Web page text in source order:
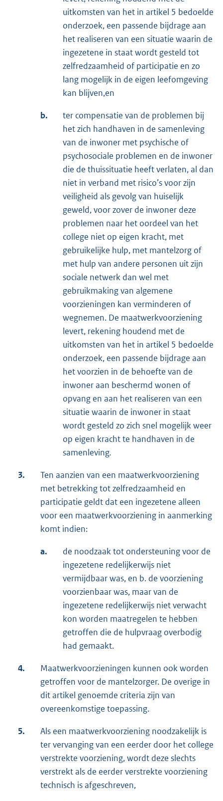
uitkomsten van het in artikel 5 bedoelde
onderzoek, een passende bijdrage aan
het realiseren van een situatie waarin de
ingezetene in staat wordt gesteld tot
zelfredzaamheid of participatie en zo
lang mogelijk in de eigen leefomgeving
kan blijven,en
b.
ter compensatie van de problemen bij
het zich handhaven in de samenleving
van de inwoner met psychische of
psychosociale problemen en de inwoner
die de thuissituatie heeft verlaten, al dan
niet in verband met risico’s voor zijn
veiligheid als gevolg van huiselijk
geweld, voor zover de inwoner deze
problemen naar het oordeel van het
college niet op eigen kracht, met
gebruikelijke hulp, met mantelzorg of
met hulp van andere personen uit zijn
sociale netwerk dan wel met
gebruikmaking van algemene
voorzieningen kan verminderen of
wegnemen. De maatwerkvoorziening
levert, rekening houdend met de
uitkomsten van het in artikel 5 bedoelde
onderzoek, een passende bijdrage aan
het voorzien in de behoefte van de
inwoner aan beschermd wonen of
opvang en aan het realiseren van een
situatie waarin de inwoner in staat
wordt gesteld zo zich snel mogelijk weer
op eigen kracht te handhaven in de
samenleving.
3.
Ten aanzien van een maatwerkvoorziening
met betrekking tot zelfredzaamheid en
participatie geldt dat een ingezetene alleen
voor een maatwerkvoorziening in aanmerking
komt indien:
a.
de noodzaak tot ondersteuning voor de
ingezetene redelijkerwijs niet
vermijdbaar was, en b. de voorziening
voorzienbaar was, maar van de
ingezetene redelijkerwijs niet verwacht
kon worden maatregelen te hebben
getroffen die de hulpvraag overbodig
had gemaakt.
4.
Maatwerkvoorzieningen kunnen ook worden
getroffen voor de mantelzorger. De overige in
dit artikel genoemde criteria zijn van
overeenkomstige toepassing.
5.
Als een maatwerkvoorziening noodzakelijk is
ter vervanging van een eerder door het college
verstrekte voorziening, wordt deze slechts
verstrekt als de eerder verstrekte voorziening
technisch is afgeschreven,